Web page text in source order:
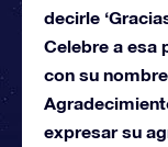
decirle
Celebre a esa
con su
expresar su